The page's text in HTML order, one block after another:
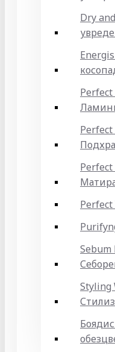
Dry
Perfect
Perfect
Sebum
Styling